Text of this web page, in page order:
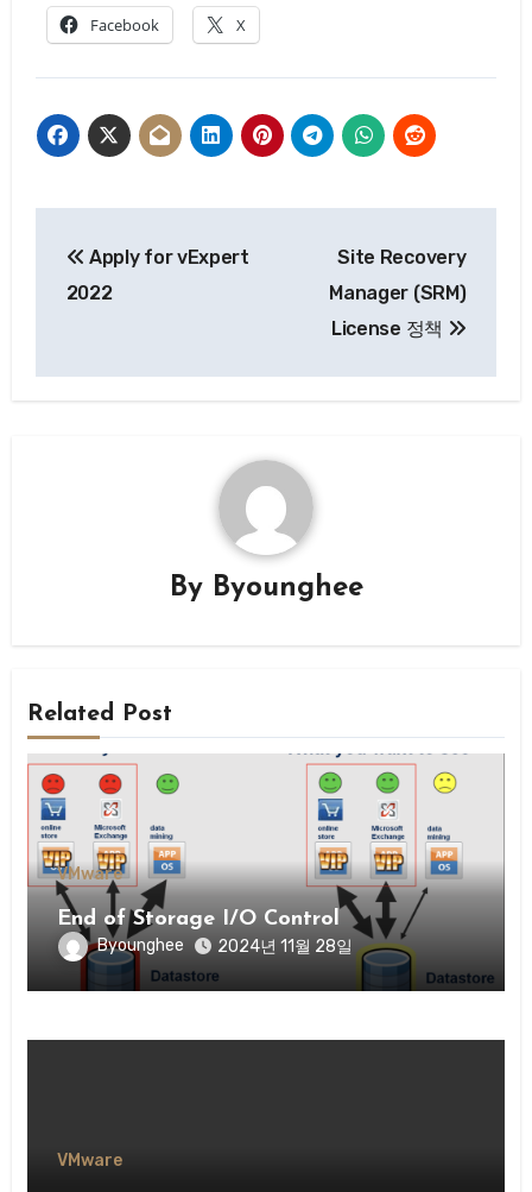
Facebook X
탐
Apply for vExpert
2022
Site Recovery
Manager (SRM)
License 정책
By Byounghee
Related Post
VMware
End of Storage I/O Control
Byounghee 2024년 11월 28일
VMware